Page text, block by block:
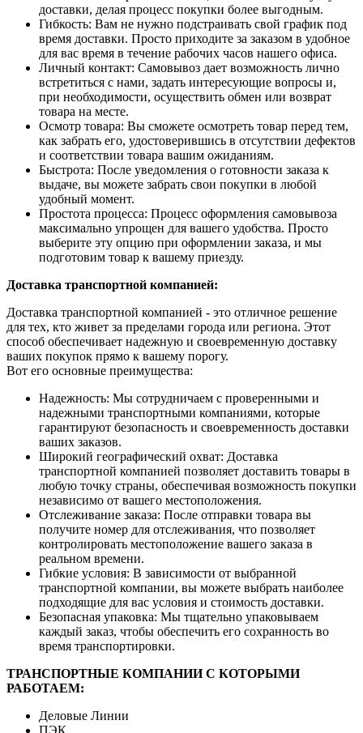
доставки, делая процесс покупки более выгодным.
Гибкость: Вам не нужно подстраивать свой график под
время доставки. Просто приходите за заказом в удобное
для вас время в течение рабочих часов нашего офиса.
Личный контакт: Самовывоз дает возможность лично
встретиться с нами, задать интересующие вопросы и,
при необходимости, осуществить обмен или возврат
товара на месте.
Осмотр товара: Вы сможете осмотреть товар перед тем,
как забрать его, удостоверившись в отсутствии дефектов
и соответствии товара вашим ожиданиям.
Быстрота: После уведомления о готовности заказа к
выдаче, вы можете забрать свои покупки в любой
удобный момент.
Простота процесса: Процесс оформления самовывоза
максимально упрощен для вашего удобства. Просто
выберите эту опцию при оформлении заказа, и мы
подготовим товар к вашему приезду.
Доставка транспортной компанией:
Доставка транспортной компанией - это отличное решение
для тех, кто живет за пределами города или региона. Этот
способ обеспечивает надежную и своевременную доставку
ваших покупок прямо к вашему порогу.
Вот его основные преимущества:
Надежность: Мы сотрудничаем с проверенными и
надежными транспортными компаниями, которые
гарантируют безопасность и своевременность доставки
ваших заказов.
Широкий географический охват: Доставка
транспортной компанией позволяет доставить товары в
любую точку страны, обеспечивая возможность покупки
независимо от вашего местоположения.
Отслеживание заказа: После отправки товара вы
получите номер для отслеживания, что позволяет
контролировать местоположение вашего заказа в
реальном времени.
Гибкие условия: В зависимости от выбранной
транспортной компании, вы можете выбрать наиболее
подходящие для вас условия и стоимость доставки.
Безопасная упаковка: Мы тщательно упаковываем
каждый заказ, чтобы обеспечить его сохранность во
время транспортировки.
ТРАНСПОРТНЫЕ КОМПАНИИ С КОТОРЫМИ
РАБОТАЕМ:
Деловые Линии
ПЭК